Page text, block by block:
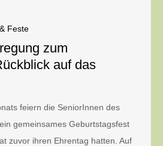
Feste
zum
auf das
feiern die SeniorInnen des
gemeinsames Geburtstagsfest
zuvor ihren Ehrentag hatten. Auf